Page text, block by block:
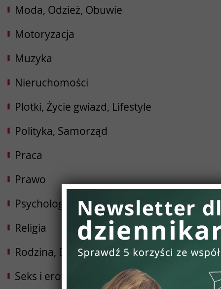
Moda, Odzież, Obuwie
Motoryzacja
Muzyka
Nieruchomości
Plotki, Życie gwiazd, Lifestyle
Polityka, Samorząd
Praca
Prawo
Psychologia, Rozwój osobisty
Religia
Rodzina, Dziecko, Ciąża
Seks i erotyka